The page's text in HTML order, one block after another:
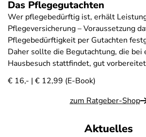
Das Pflegegutachten
Wer pflegebedürftig ist, erhält
Pflegeversicherung – Voraussetzung
Pflegebedürftigkeit per Gutachten
Daher sollte die Begutachtung, die bei
Hausbesuch stattfindet, gut
€ 16,- | € 12,99 (E-Book)
zum Ratgeber-Shop
Aktuelles